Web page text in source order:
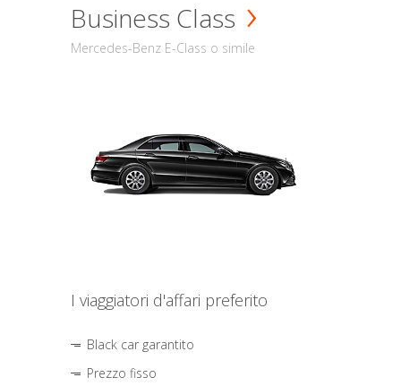
Business Class
Mercedes-Benz E-Class o simile
I viaggiatori d'affari preferito
Black car garantito
Prezzo fisso